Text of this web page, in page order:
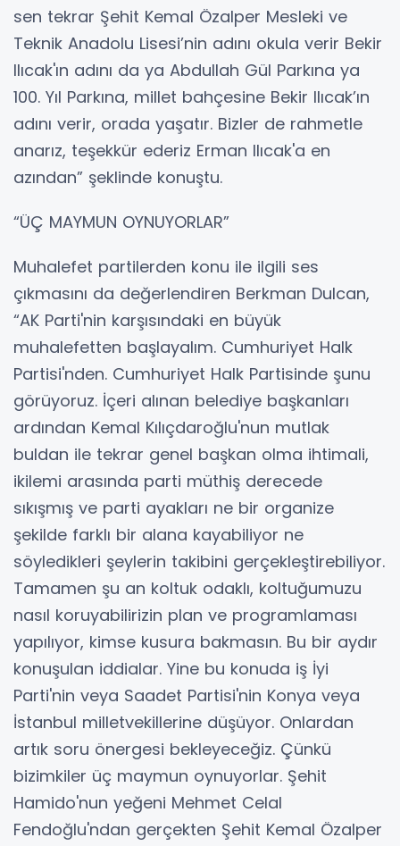
sen tekrar Şehit Kemal Özalper Mesleki ve
Teknik Anadolu Lisesi’nin adını okula verir Bekir
Ilıcak'ın adını da ya Abdullah Gül Parkına ya
100. Yıl Parkına, millet bahçesine Bekir Ilıcak’ın
adını verir, orada yaşatır. Bizler de rahmetle
anarız, teşekkür ederiz Erman Ilıcak'a en
azından” şeklinde konuştu.
“ÜÇ MAYMUN OYNUYORLAR”
Muhalefet partilerden konu ile ilgili ses
çıkmasını da değerlendiren Berkman Dulcan,
“AK Parti'nin karşısındaki en büyük
muhalefetten başlayalım. Cumhuriyet Halk
Partisi'nden. Cumhuriyet Halk Partisinde şunu
görüyoruz. İçeri alınan belediye başkanları
ardından Kemal Kılıçdaroğlu'nun mutlak
buldan ile tekrar genel başkan olma ihtimali,
ikilemi arasında parti müthiş derecede
sıkışmış ve parti ayakları ne bir organize
şekilde farklı bir alana kayabiliyor ne
söyledikleri şeylerin takibini gerçekleştirebiliyor.
Tamamen şu an koltuk odaklı, koltuğumuzu
nasıl koruyabilirizin plan ve programlaması
yapılıyor, kimse kusura bakmasın. Bu bir aydır
konuşulan iddialar. Yine bu konuda iş İyi
Parti'nin veya Saadet Partisi'nin Konya veya
İstanbul milletvekillerine düşüyor. Onlardan
artık soru önergesi bekleyeceğiz. Çünkü
bizimkiler üç maymun oynuyorlar. Şehit
Hamido'nun yeğeni Mehmet Celal
Fendoğlu'ndan gerçekten Şehit Kemal Özalper